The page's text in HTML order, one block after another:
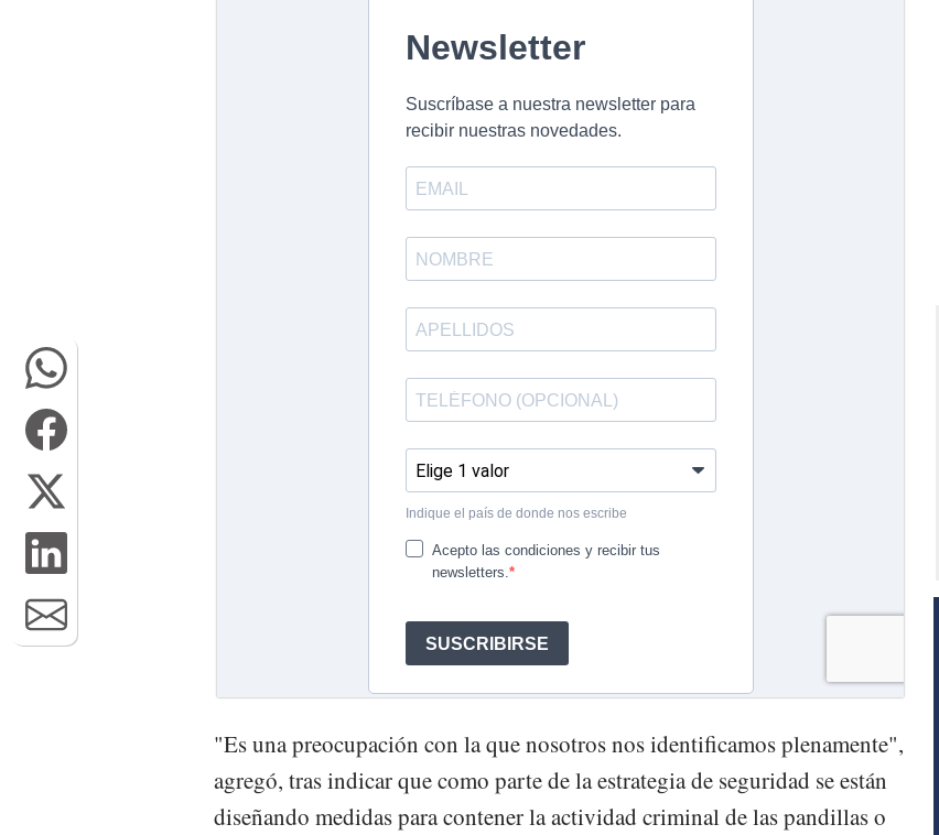
"Es una preocupación con la que nosotros nos identificamos plenamente",
agregó, tras indicar que como parte de la estrategia de seguridad se están
diseñando medidas para contener la actividad criminal de las pandillas o